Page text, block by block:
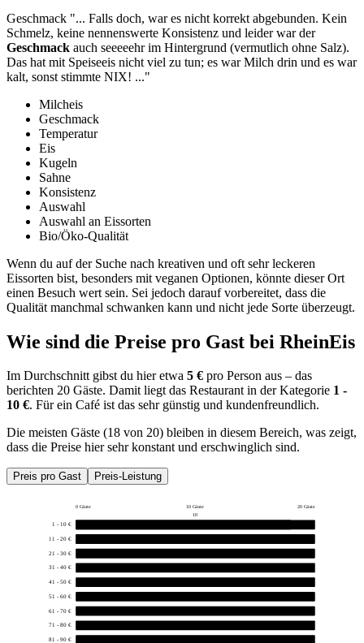
Geschmack "... Falls doch, war es nicht korrekt abgebunden. Kein
Schmelz, keine nennenswerte Konsistenz und leider war der
Geschmack auch seeeeehr im Hintergrund (vermutlich ohne Salz).
Das hat mit Speiseeis nicht viel zu tun; es war Milch drin und es war
kalt, sonst stimmte NIX! ..."
Milcheis
Geschmack
Temperatur
Eis
Kugeln
Sahne
Konsistenz
Auswahl
Auswahl an Eissorten
Bio/Öko-Qualität
Wenn du auf der Suche nach kreativen und oft sehr leckeren
Eissorten bist, besonders mit veganen Optionen, könnte dieser Ort
einen Besuch wert sein. Sei jedoch darauf vorbereitet, dass die
Qualität manchmal schwanken kann und nicht jede Sorte überzeugt.
Wie sind die Preise pro Gast bei RheinEis
Im Durchschnitt gibst du hier etwa 5 € pro Person aus – das
berichten 20 Gäste. Damit liegt das Restaurant in der Kategorie 1 -
10 €. Für ein Café ist das sehr günstig und kundenfreundlich.
Die meisten Gäste (18 von 20) bleiben in diesem Bereich, was zeigt,
dass die Preise hier sehr konstant und erschwinglich sind.
Preis pro Gast Preis-Leistung
0 Gäste 10 Gäste
20 Gäste
10
1 - 10 €
11 - 20 €
21 - 30 €
31 - 40 €
41 - 50 €
51 - 60 €
61 - 70 €
71 - 80 €
81 - 90 €